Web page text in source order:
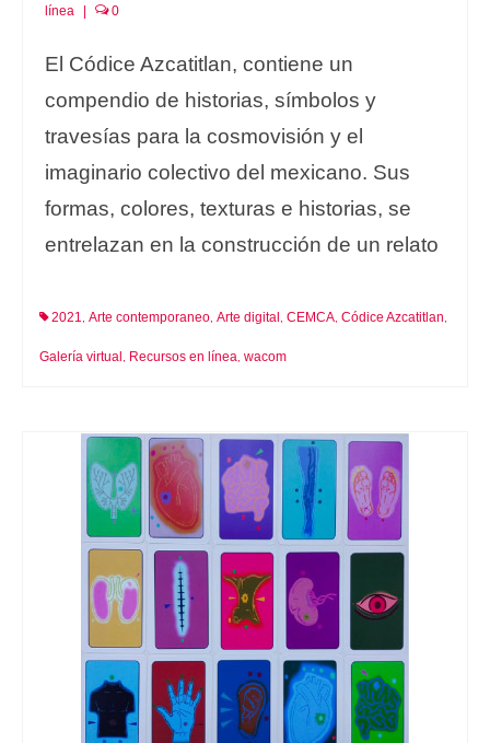
línea 0
El Códice Azcatitlan, contiene un
compendio de historias, símbolos y
travesías para la cosmovisión y el
imaginario colectivo del mexicano. Sus
formas, colores, texturas e historias, se
entrelazan en la construcción de un relato
2021, Arte contemporaneo, Arte digital , CEMCA, Códice Azcatitlan,
Galería virtual , Recursos en línea, wacom